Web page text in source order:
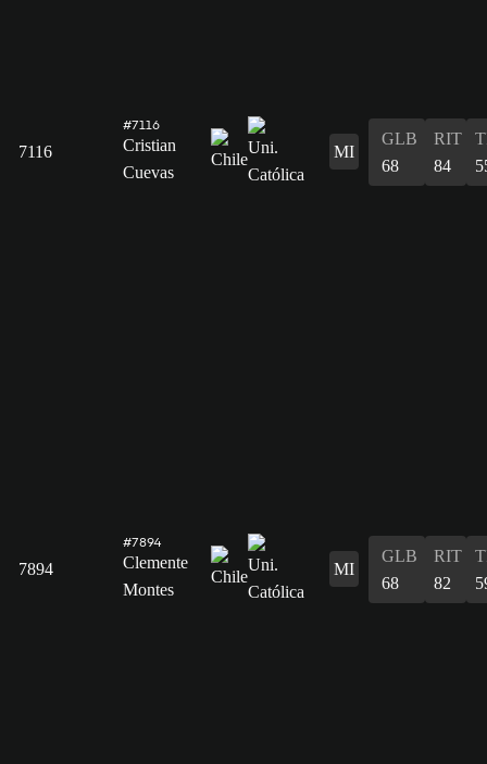
7116
#7116
Cristian
Cuevas
MI
GLB
68
RIT
84
7894
#7894
Clemente
Montes
MI
GLB
68
RIT
82